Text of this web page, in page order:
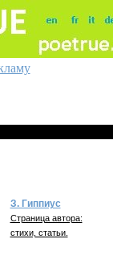
З. Гиппиус
Страница автора:
стихи, статьи.